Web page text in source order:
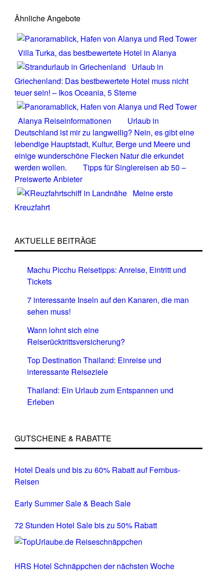
Ähnliche Angebote
Villa Turka, das bestbewertete Hotel in Alanya
Urlaub in
Griechenland: Das bestbewertete Hotel muss nicht
teuer sein! – Ikos Oceania, 5 Sterne
Alanya Reiseinformationen
Urlaub in
Deutschland ist mir zu langweilig? Nein, es gibt eine
lebendige Hauptstadt, Kultur, Berge und Meere und
einige wunderschöne Flecken Natur die erkundet
werden wollen.
Tipps für Singlereisen ab 50 –
Preiswerte Anbieter
Meine erste
Kreuzfahrt
AKTUELLE BEITRÄGE
Machu Picchu Reisetipps: Anreise, Eintritt und
Tickets
7 interessante Inseln auf den Kanaren, die man
sehen muss!
Wann lohnt sich eine
Reiserücktrittsversicherung?
Top Destination Thailand: Einreise und
interessante Reiseziele
Thailand: Ein Urlaub zum Entspannen und
Erleben
GUTSCHEINE & RABATTE
Hotel Deals und bis zu 60% Rabatt auf Fernbus-
Reisen
Early Summer Sale & Beach Sale
72 Stunden Hotel Sale bis zu 50% Rabatt
HRS Hotel Schnäppchen der nächsten Woche